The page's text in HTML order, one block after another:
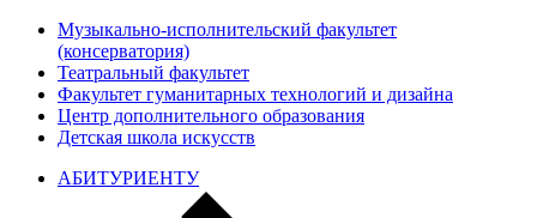
Музыкально-исполнительский факультет
(консерватория)
Театральный факультет
Факультет гуманитарных технологий и дизайна
Центр дополнительного образования
Детская школа искусств
АБИТУРИЕНТУ